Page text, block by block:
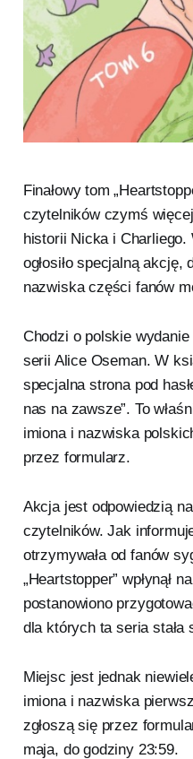
Finałowy tom
czytelników czymś
historii Nicka i Charliego.
ogłosiło specjalną
nazwiska części fanów
Chodzi o polskie
serii Alice Oseman. W
specjalna strona pod
nas na zawsze”. To
imiona i nazwiska
przez formularz.
Akcja jest odpowiedzią
czytelników. Jak
otrzymywała od fanów
„Heartstopper” wpłynął
postanowiono
dla których ta seria
Miejsc jest jednak
imiona i nazwiska
zgłoszą się przez
maja, do godziny 23:59.